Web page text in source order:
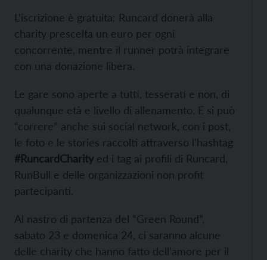
L’iscrizione è gratuita: Runcard donerà alla
charity prescelta un euro per ogni
concorrente, mentre il runner potrà integrare
con una donazione libera.
Le gare sono aperte a tutti, tesserati e non, di
qualunque età e livello di allenamento. E si può
“correre” anche sui social network, con i post,
le foto e le stories raccolti attraverso l’hashtag
#RuncardCharity ed i tag ai profili di Runcard,
RunBull e delle organizzazioni non profit
partecipanti.
Al nastro di partenza del “Green Round”,
sabato 23 e domenica 24, ci saranno alcune
delle charity che hanno fatto dell’amore per il